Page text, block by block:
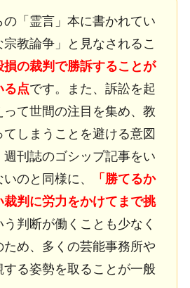
「霊言」本に書かれてい
教論争」と見なされるこ
損の裁判で勝訴することが
る点です。また、訴訟を起
って世間の注目を集め、教
てしまうことを避ける意図
週刊誌のゴシップ記事をい
のと同様に、
「勝てるか
裁判に労力をかけてまで挑
う判断が働くことも少なく
め、多くの芸能事務所や
る姿勢を取ることが一般